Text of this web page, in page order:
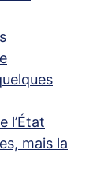
l’État
mais la